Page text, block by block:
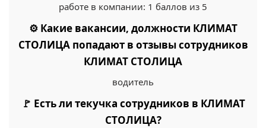
работе в компании: 1 баллов из 5
⚙️ Какие вакансии, должности КЛИМАТ
СТОЛИЦА попадают в отзывы сотрудников
КЛИМАТ СТОЛИЦА
водитель
🚩 Есть ли текучка сотрудников в КЛИМАТ
СТОЛИЦА?